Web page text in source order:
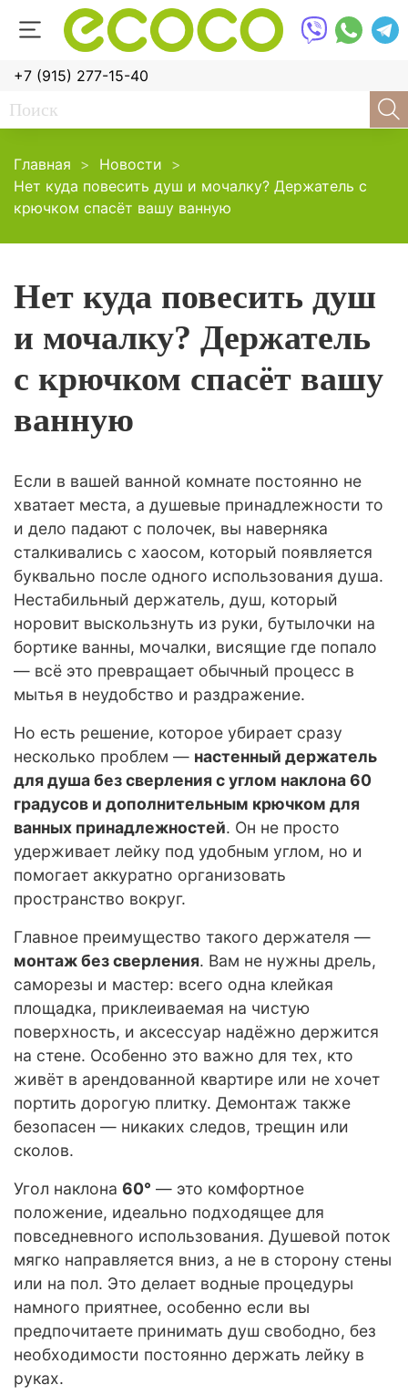
+7 (915) 277-15-40
Главная
Новости
Нет куда повесить душ и мочалку? Держатель с
крючком спасёт вашу ванную
Нет куда повесить душ
и мочалку? Держатель
с крючком спасёт вашу
ванную
Если в вашей ванной комнате постоянно не
хватает места, а душевые принадлежности то
и дело падают с полочек, вы наверняка
сталкивались с хаосом, который появляется
буквально после одного использования душа.
Нестабильный держатель, душ, который
норовит выскользнуть из руки, бутылочки на
бортике ванны, мочалки, висящие где попало
— всё это превращает обычный процесс в
мытья в неудобство и раздражение.
Но есть решение, которое убирает сразу
несколько проблем — настенный держатель
для душа без сверления с углом наклона 60
градусов и дополнительным крючком для
ванных принадлежностей. Он не просто
удерживает лейку под удобным углом, но и
помогает аккуратно организовать
пространство вокруг.
Главное преимущество такого держателя —
монтаж без сверления. Вам не нужны дрель,
саморезы и мастер: всего одна клейкая
площадка, приклеиваемая на чистую
поверхность, и аксессуар надёжно держится
на стене. Особенно это важно для тех, кто
живёт в арендованной квартире или не хочет
портить дорогую плитку. Демонтаж также
безопасен — никаких следов, трещин или
сколов.
Угол наклона 60° — это комфортное
положение, идеально подходящее для
повседневного использования. Душевой поток
мягко направляется вниз, а не в сторону стены
или на пол. Это делает водные процедуры
намного приятнее, особенно если вы
предпочитаете принимать душ свободно, без
необходимости постоянно держать лейку в
руках.